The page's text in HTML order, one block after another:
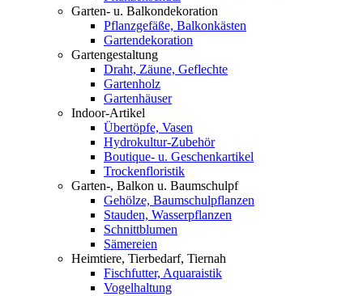
Garten- u. Balkondekoration
Pflanzgefäße, Balkonkästen
Gartendekoration
Gartengestaltung
Draht, Zäune, Geflechte
Gartenholz
Gartenhäuser
Indoor-Artikel
Übertöpfe, Vasen
Hydrokultur-Zubehör
Boutique- u. Geschenkartikel
Trockenfloristik
Garten-, Balkon u. Baumschulpf
Gehölze, Baumschulpflanzen
Stauden, Wasserpflanzen
Schnittblumen
Sämereien
Heimtiere, Tierbedarf, Tiernah
Fischfutter, Aquaraistik
Vogelhaltung